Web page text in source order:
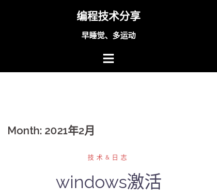
编程技术分享
早睡觉、多运动
Month: 2021年2月
技术&日志
windows激活